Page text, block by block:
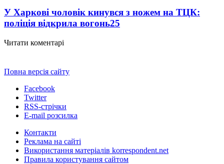
У Харкові чоловік кинувся з ножем на ТЦК:
поліція відкрила вогонь25
Читати коментарі
Повна версія сайту
Facebook
Twitter
RSS-стрічки
E-mail розсилка
Контакти
Реклама на сайті
Використання матеріалів korrespondent.net
Правила користування сайтом